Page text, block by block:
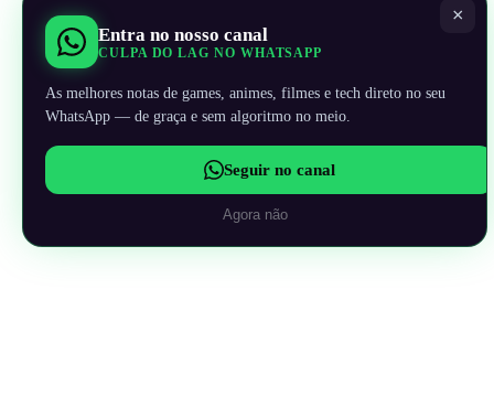
×
Entra no nosso canal
CULPA DO LAG NO WHATSAPP
As melhores notas de games, animes, filmes e tech direto no seu
WhatsApp — de graça e sem algoritmo no meio.
Seguir no canal
Agora não